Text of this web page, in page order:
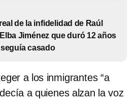
de la infidelidad de Raúl
Jiménez que duró 12 años
casado
a los inmigrantes “a
a quienes alzan la voz